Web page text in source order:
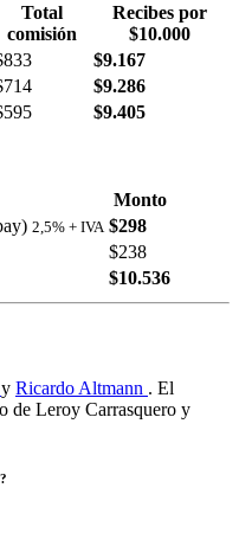
Total
comisión
Recibes por
$10.000
$9.167
$9.286
$9.405
Monto
2,5% + IVA $298
$238
$10.536
y Ricardo Altmann . El
de Leroy Carrasquero y